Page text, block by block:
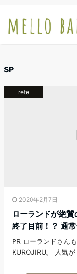
SP
rete
2020年2月7日
ローランドが絶
終了目前！？ 通
PR ローランドさん
KUROJIRU。 人気が